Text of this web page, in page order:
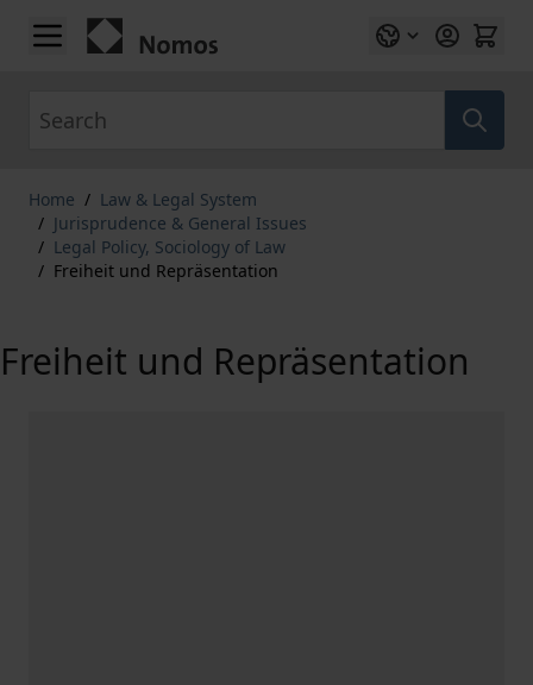
Skip to Content
Home / Law & Legal System
/ Jurisprudence & General Issues
/ Legal Policy, Sociology of Law
/ Freiheit und Repräsentation
Freiheit und Repräsentation